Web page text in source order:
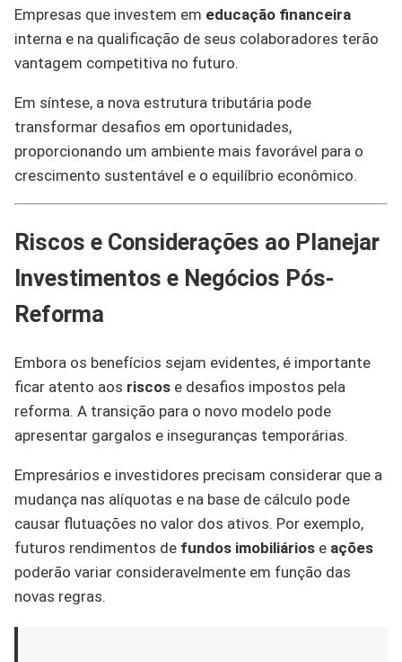
Empresas que investem em educação financeira
interna e na qualificação de seus colaboradores terão
vantagem competitiva no futuro.
Em síntese, a nova estrutura tributária pode
transformar desafios em oportunidades,
proporcionando um ambiente mais favorável para o
crescimento sustentável e o equilíbrio econômico.
Riscos e Considerações ao Planejar
Investimentos e Negócios Pós-
Reforma
Embora os benefícios sejam evidentes, é importante
ficar atento aos riscos e desafios impostos pela
reforma. A transição para o novo modelo pode
apresentar gargalos e inseguranças temporárias.
Empresários e investidores precisam considerar que a
mudança nas alíquotas e na base de cálculo pode
causar flutuações no valor dos ativos. Por exemplo,
futuros rendimentos de fundos imobiliários e ações
poderão variar consideravelmente em função das
novas regras.